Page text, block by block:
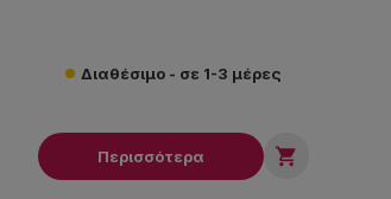
Διαθέσιμο - σε 1-3 μέρες
Περισσότερα 